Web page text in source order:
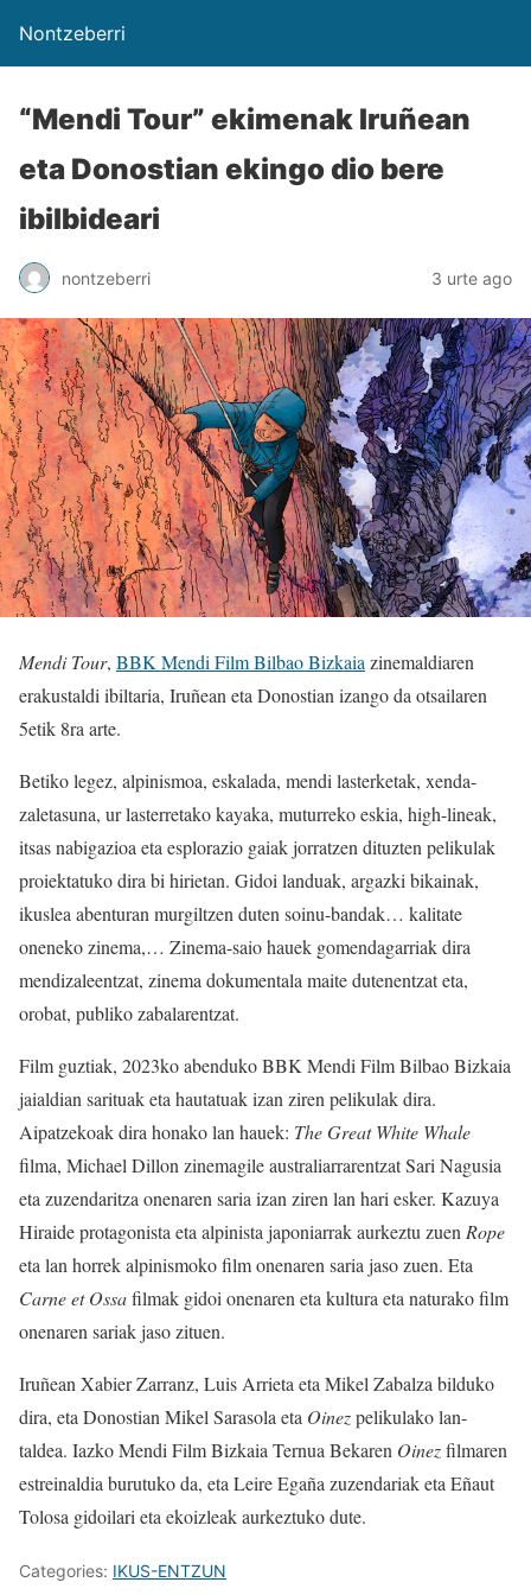
Nontzeberri
“Mendi Tour” ekimenak Iruñean
eta Donostian ekingo dio bere
ibilbideari
nontzeberri 3 urte ago
Mendi Tour, BBK Mendi Film Bilbao Bizkaiazinemaldiaren
erakustaldi ibiltaria, Iruñean eta Donostian izango da otsailaren
5etik 8ra arte.
Betiko legez, alpinismoa, eskalada, mendi lasterketak, xenda-
zaletasuna, ur lasterretako kayaka, muturreko eskia, high-lineak,
itsas nabigazioa eta esplorazio gaiak jorratzen dituzten pelikulak
proiektatuko dira bi hirietan. Gidoi landuak, argazki bikainak,
ikuslea abenturan murgiltzen duten soinu-bandak… kalitate
oneneko zinema,… Zinema-saio hauek gomendagarriak dira
mendizaleentzat, zinema dokumentala maite dutenentzat eta,
orobat, publiko zabalarentzat.
Film guztiak, 2023ko abenduko BBK Mendi Film Bilbao Bizkaia
jaialdian sarituak eta hautatuak izan ziren pelikulak dira.
Aipatzekoak dira honako lan hauek: The Great White Whale
filma, Michael Dillon zinemagile australiarrarentzat Sari Nagusia
eta zuzendaritza onenaren saria izan ziren lan hari esker. Kazuya
Hiraide protagonista eta alpinista japoniarrak aurkeztu zuenRope
eta lan horrek alpinismoko film onenaren saria jaso zuen. Eta
Carne et Ossafilmak gidoi onenaren eta kultura eta naturako film
onenaren sariak jaso zituen.
Iruñean Xabier Zarranz, Luis Arrieta eta Mikel Zabalza bilduko
dira, eta Donostian Mikel Sarasola eta Oinezpelikulako lan-
taldea. Iazko Mendi Film Bizkaia Ternua Bekaren Oinezfilmaren
estreinaldia burutuko da, eta Leire Egaña zuzendariak eta Eñaut
Tolosa gidoilari eta ekoizleak aurkeztuko dute.
Categories: IKUS-ENTZUN